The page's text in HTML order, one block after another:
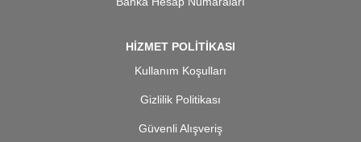
HİZMET POLİTİKASI
Kullanım Koşulları
Gizlilik Politikası
Güvenli Alışveriş